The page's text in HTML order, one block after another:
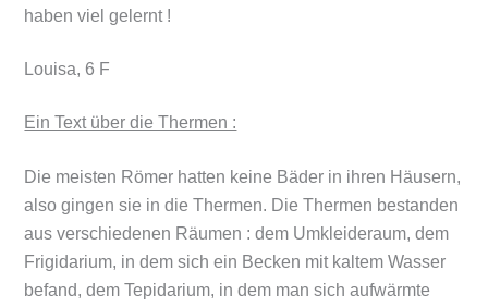
haben viel gelernt !
Louisa, 6 F
Ein Text über die Thermen :
Die meisten Römer hatten keine Bäder in ihren Häusern,
also gingen sie in die Thermen. Die Thermen bestanden
aus verschiedenen Räumen : dem Umkleideraum, dem
Frigidarium, in dem sich ein Becken mit kaltem Wasser
befand, dem Tepidarium, in dem man sich aufwärmte